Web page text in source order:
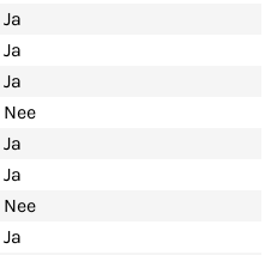
Ja
Ja
Ja
Nee
Ja
Ja
Nee
Ja